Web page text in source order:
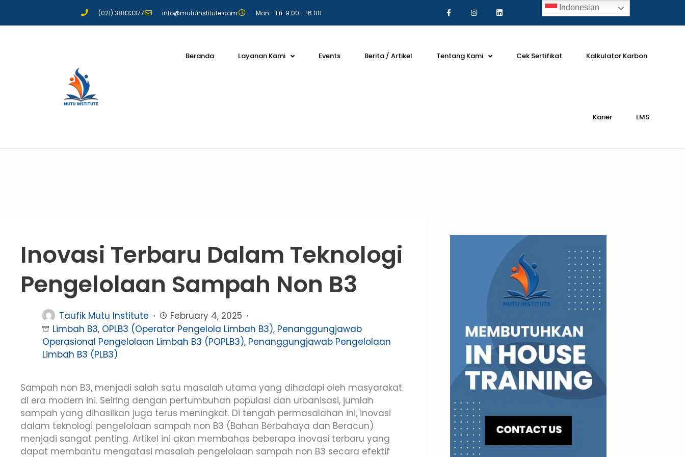
(021) 38833377 info@mutuinstitute.com Mon - Fri: 9:00 - 16:00
Beranda Layanan Kami Events Berita / Artikel Tentang Kami Cek Sertifikat Kalkulator Karbon
Karier LMS
Inovasi Terbaru Dalam Teknologi
Pengelolaan Sampah Non B3
Taufik Mutu Institute
February 4, 2025
Limbah B3, OPLB3 (Operator Pengelola Limbah B3), Penanggungjawab
Operasional Pengelolaan Limbah B3 (POPLB3), Penanggungjawab Pengelolaan
Limbah B3 (PLB3)
Sampah non B3, menjadi salah satu masalah utama yang dihadapi oleh masyarakat
di era modern ini. Seiring dengan pertumbuhan populasi dan urbanisasi, jumlah
sampah yang dihasilkan juga terus meningkat. Di tengah permasalahan ini, inovasi
dalam teknologi pengelolaan sampah non B3 (Bahan Berbahaya dan Beracun)
menjadi sangat penting. Artikel ini akan membahas beberapa inovasi terbaru yang
dapat membantu mengatasi masalah pengelolaan sampah non B3 secara efektif
Indonesian